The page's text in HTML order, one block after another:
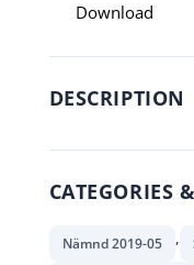
Download
DESCRIPTION
CATEGORIES
Nämnd 2019-05 ,